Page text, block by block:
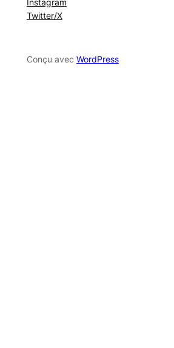
Twitter/X
Conçu avec WordPress